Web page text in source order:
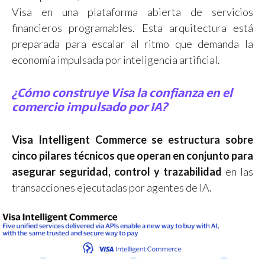
Visa en una plataforma abierta de servicios
financieros programables. Esta arquitectura está
preparada para escalar al ritmo que demanda la
economía impulsada por inteligencia artificial.
¿Cómo construye Visa la confianza en el
comercio impulsado por IA?
Visa Intelligent Commerce se estructura sobre
cinco pilares técnicos que operan en conjunto para
asegurar seguridad, control y trazabilidad en las
transacciones ejecutadas por agentes de IA.